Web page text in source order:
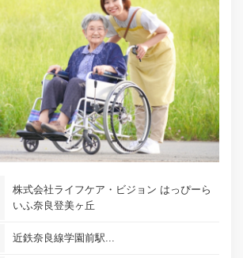
株式会社ライフケア・ビジョン はっぴーら
いふ奈良登美ヶ丘
近鉄奈良線学園前駅...